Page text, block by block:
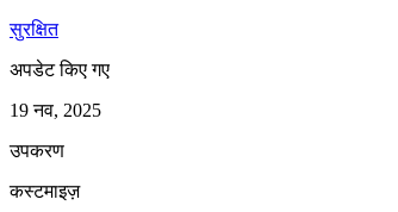
सुरक्षित
अपडेट किए गए
19 नव, 2025
उपकरण
कस्टमाइज़